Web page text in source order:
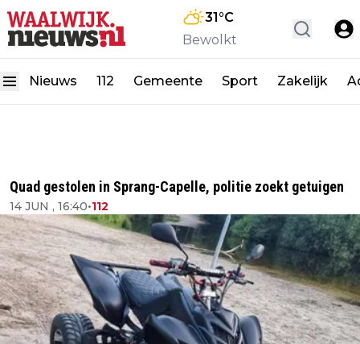
31°C
Bewolkt
Nieuws 112 Gemeente Sport Zakelijk
Quad gestolen in Sprang-Capelle, politie zoekt getuigen
14 JUN , 16:40•112